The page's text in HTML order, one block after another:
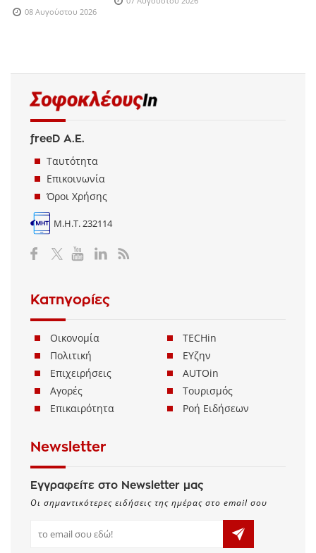
freeD Α.Ε.
Ταυτότητα
Επικοινωνία
Όροι Χρήσης
Κατηγορίες
Οικονομία
Πολιτική
Επιχειρήσεις
Αγορές
TECHin
ΕΥζην
AUTOin
Τουρισμός
Newsletter
Εγγραφείτε στο Newsletter μας
Οι σημαντικότερες ειδήσεις της ημέρας στο email σου